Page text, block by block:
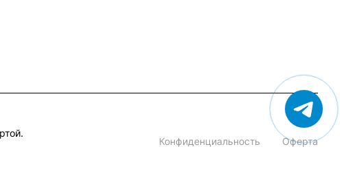
Конфиденциальность Оферта